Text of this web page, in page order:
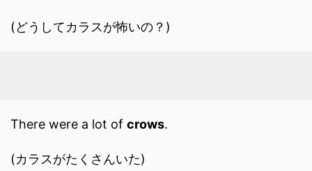
(どうしてカラスが怖いの？)
There were a lot of crows.
(カラスがたくさんいた)